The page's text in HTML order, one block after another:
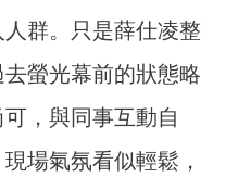
群。只是薛仕凌整
螢光幕前的狀態略
，與同事互動自
場氣氛看似輕鬆，